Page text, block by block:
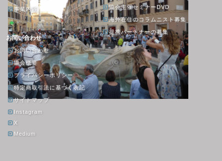
事業内容 協会主催セミナーDVD
海外在住のコラムニスト募集
提携パートナーの募集
お問い合わせ
お問い合わせ
協会概要
プライバシーポリシー
特定商取引法に基づく表記
サイトマップ
Instagram
X
Medium